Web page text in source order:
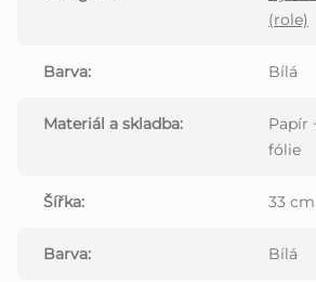
(role)
Barva: Bílá
Materiál a skladba:
Papír
fólie
Šířka: 33 cm
Barva: Bílá